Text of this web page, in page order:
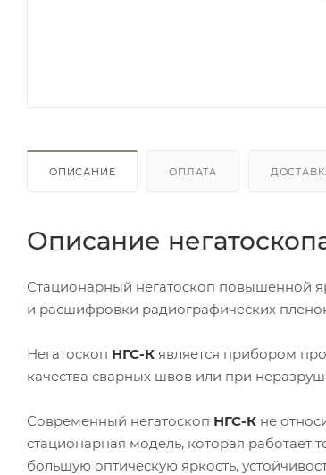
ОПИСАНИЕ ОПЛАТА
Описание
Стационарный негатоскоп повышенной
и расшифровки радиографических
Негатоскоп НГС-К является прибором
качества сварных швов или при
Современный негатоскоп НГС-К не
стационарная модель, которая работает
большую оптическую яркость,